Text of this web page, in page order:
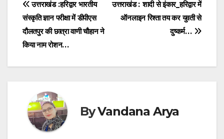
b
o
o
k
p
a Li
Post
navigation
उत्तराखंड : शादी से इंकार_हरिद्वार में
ऑनलाइन रिश्ता तय कर युवती से
दुष्कर्म…
उत्तराखंड :हरिद्वार भारतीय
संस्कृति ज्ञान परीक्षा में डीपीएस
दौलतपुर की छात्रा वाणी चौहान ने
किया नाम रोशन…
ByVandana Arya